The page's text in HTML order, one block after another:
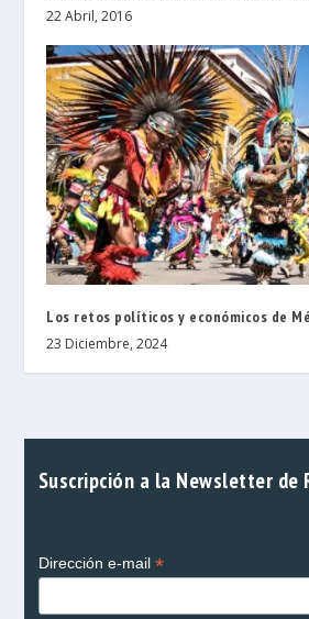
22 Abril, 2016
Los retos políticos y económicos de
23 Diciembre, 2024
Suscripción a la Newsletter de
Dirección e-mail *